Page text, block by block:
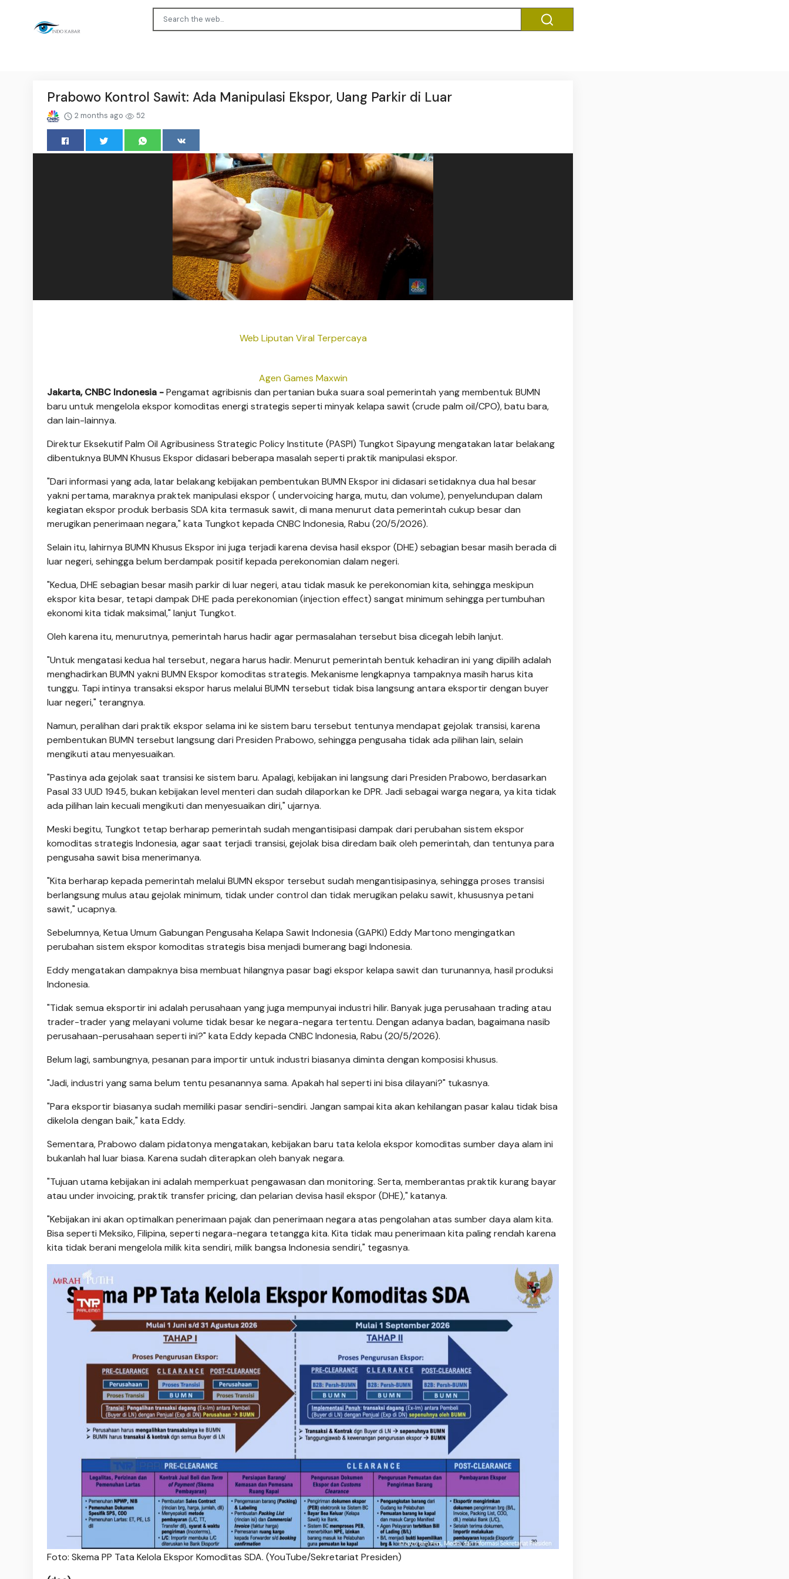
Prabowo Kontrol Sawit: Ada Manipulasi Ekspor, Uang Parkir di Luar
2 months ago 52
Web Liputan Viral Terpercaya
Agen Games Maxwin
Jakarta, CNBC Indonesia -Pengamat agribisnis dan pertanian buka suara soal pemerintah yang membentuk BUMN
baru untuk mengelola ekspor komoditas energi strategis seperti minyak kelapa sawit (crude palm oil/CPO), batu bara,
dan lain-lainnya.
Direktur Eksekutif Palm Oil Agribusiness Strategic Policy Institute (PASPI) Tungkot Sipayung mengatakan latar belakang
dibentuknya BUMN Khusus Ekspor didasari beberapa masalah seperti praktik manipulasi ekspor.
"Dari informasi yang ada, latar belakang kebijakan pembentukan BUMN Ekspor ini didasari setidaknya dua hal besar
yakni pertama, maraknya praktek manipulasi ekspor ( undervoicing harga, mutu, dan volume), penyelundupan dalam
kegiatan ekspor produk berbasis SDA kita termasuk sawit, di mana menurut data pemerintah cukup besar dan
merugikan penerimaan negara," kata Tungkot kepada CNBC Indonesia, Rabu (20/5/2026).
Selain itu, lahirnya BUMN Khusus Ekspor ini juga terjadi karena devisa hasil ekspor (DHE) sebagian besar masih berada di
luar negeri, sehingga belum berdampak positif kepada perekonomian dalam negeri.
"Kedua, DHE sebagian besar masih parkir di luar negeri, atau tidak masuk ke perekonomian kita, sehingga meskipun
ekspor kita besar, tetapi dampak DHE pada perekonomian (injection effect) sangat minimum sehingga pertumbuhan
ekonomi kita tidak maksimal," lanjut Tungkot.
Oleh karena itu, menurutnya, pemerintah harus hadir agar permasalahan tersebut bisa dicegah lebih lanjut.
"Untuk mengatasi kedua hal tersebut, negara harus hadir. Menurut pemerintah bentuk kehadiran ini yang dipilih adalah
menghadirkan BUMN yakni BUMN Ekspor komoditas strategis. Mekanisme lengkapnya tampaknya masih harus kita
tunggu. Tapi intinya transaksi ekspor harus melalui BUMN tersebut tidak bisa langsung antara eksportir dengan buyer
luar negeri," terangnya.
Namun, peralihan dari praktik ekspor selama ini ke sistem baru tersebut tentunya mendapat gejolak transisi, karena
pembentukan BUMN tersebut langsung dari Presiden Prabowo, sehingga pengusaha tidak ada pilihan lain, selain
mengikuti atau menyesuaikan.
"Pastinya ada gejolak saat transisi ke sistem baru. Apalagi, kebijakan ini langsung dari Presiden Prabowo, berdasarkan
Pasal 33 UUD 1945, bukan kebijakan level menteri dan sudah dilaporkan ke DPR. Jadi sebagai warga negara, ya kita tidak
ada pilihan lain kecuali mengikuti dan menyesuaikan diri," ujarnya.
Meski begitu, Tungkot tetap berharap pemerintah sudah mengantisipasi dampak dari perubahan sistem ekspor
komoditas strategis Indonesia, agar saat terjadi transisi, gejolak bisa diredam baik oleh pemerintah, dan tentunya para
pengusaha sawit bisa menerimanya.
"Kita berharap kepada pemerintah melalui BUMN ekspor tersebut sudah mengantisipasinya, sehingga proses transisi
berlangsung mulus atau gejolak minimum, tidak under control dan tidak merugikan pelaku sawit, khususnya petani
sawit," ucapnya.
Sebelumnya, Ketua Umum Gabungan Pengusaha Kelapa Sawit Indonesia (GAPKI) Eddy Martono mengingatkan
perubahan sistem ekspor komoditas strategis bisa menjadi bumerang bagi Indonesia.
Eddy mengatakan dampaknya bisa membuat hilangnya pasar bagi ekspor kelapa sawit dan turunannya, hasil produksi
Indonesia.
"Tidak semua eksportir ini adalah perusahaan yang juga mempunyai industri hilir. Banyak juga perusahaan trading atau
trader-trader yang melayani volume tidak besar ke negara-negara tertentu. Dengan adanya badan, bagaimana nasib
perusahaan-perusahaan seperti ini?" kata Eddy kepada CNBC Indonesia, Rabu (20/5/2026).
Belum lagi, sambungnya, pesanan para importir untuk industri biasanya diminta dengan komposisi khusus.
"Jadi, industri yang sama belum tentu pesanannya sama. Apakah hal seperti ini bisa dilayani?" tukasnya.
"Para eksportir biasanya sudah memiliki pasar sendiri-sendiri. Jangan sampai kita akan kehilangan pasar kalau tidak bisa
dikelola dengan baik," kata Eddy.
Sementara, Prabowo dalam pidatonya mengatakan, kebijakan baru tata kelola ekspor komoditas sumber daya alam ini
bukanlah hal luar biasa. Karena sudah diterapkan oleh banyak negara.
"Tujuan utama kebijakan ini adalah memperkuat pengawasan dan monitoring. Serta, memberantas praktik kurang bayar
atau under invoicing, praktik transfer pricing, dan pelarian devisa hasil ekspor (DHE)," katanya.
"Kebijakan ini akan optimalkan penerimaan pajak dan penerimaan negara atas pengolahan atas sumber daya alam kita.
Bisa seperti Meksiko, Filipina, seperti negara-negara tetangga kita. Kita tidak mau penerimaan kita paling rendah karena
kita tidak berani mengelola milik kita sendiri, milik bangsa Indonesia sendiri," tegasnya.
Foto: Skema PP Tata Kelola Ekspor Komoditas SDA. (YouTube/Sekretariat Presiden)